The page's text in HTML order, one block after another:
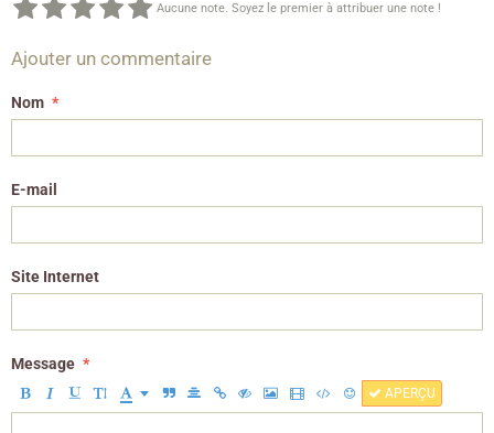
Aucune note. Soyez le premier à attribuer une note !
Ajouter un commentaire
Nom
E-mail
Site Internet
Message
APERÇU